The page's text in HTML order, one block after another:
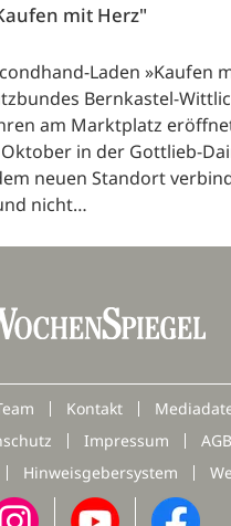
mit Herz"
Laden »Kaufen
Bernkastel-
am Marktplatz
in der Gottlieb-
neuen Standort
nicht…
Kontakt
Impressum
AGB
Hinweisgebersystem